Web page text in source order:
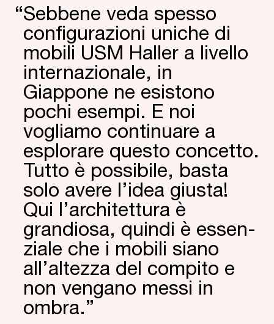
“Sebbene veda spesso
confi­gura­zioni uniche di
mobili USM Haller a livello
inter­nazio­nale, in
Giappone ne esistono
pochi esempi. E noi
vogliamo conti­nuare a
esplorare questo concetto.
Tutto è possibile, basta
solo avere l’idea giusta!
Qui l’ar­chitet­tura è
grandiosa, quindi è essen­
ziale che i mobili siano
all’altezza del compito e
non vengano messi in
ombra.”